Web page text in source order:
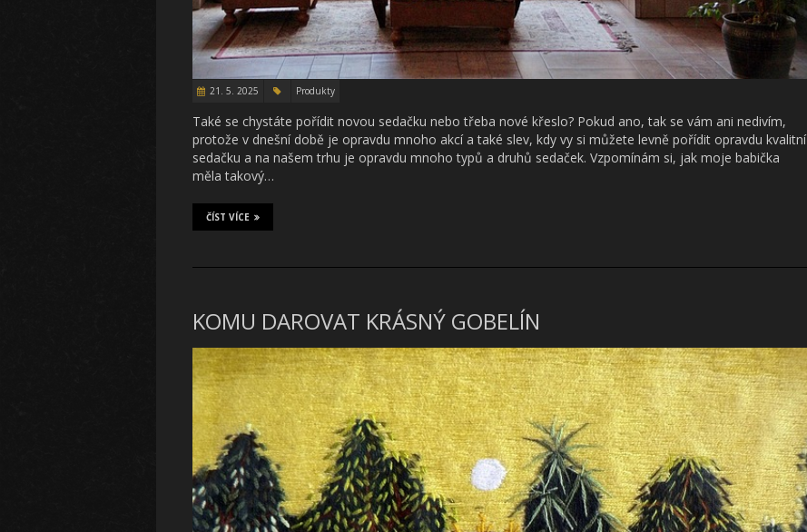
21. 5. 2025 Produkty
Také se chystáte pořídit novou sedačku nebo třeba nové křeslo? Pokud ano, tak se vám ani nedivím,
protože v dnešní době je opravdu mnoho akcí a také slev, kdy vy si můžete levně pořídit opravdu kvalitní
sedačku a na našem trhu je opravdu mnoho typů a druhů sedaček. Vzpomínám si, jak moje babička
měla takový…
ČÍST VÍCE
KOMU DAROVAT KRÁSNÝ GOBELÍN